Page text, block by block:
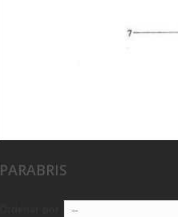
PARABRIS
--